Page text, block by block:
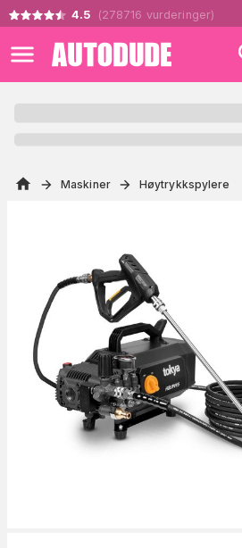
4.5 (278716 vurderinger)
Maskiner Høytrykkspylere